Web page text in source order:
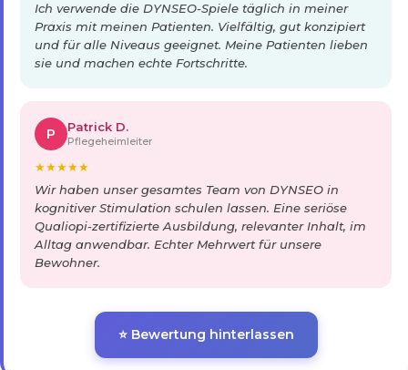
Ich verwende die DYNSEO-Spiele täglich in meiner
Praxis mit meinen Patienten. Vielfältig, gut konzipiert
und für alle Niveaus geeignet. Meine Patienten lieben
sie und machen echte Fortschritte.
P Patrick D.
Pflegeheimleiter
★★★★★
Wir haben unser gesamtes Team von DYNSEO in
kognitiver Stimulation schulen lassen. Eine seriöse
Qualiopi-zertifizierte Ausbildung, relevanter Inhalt, im
Alltag anwendbar. Echter Mehrwert für unsere
Bewohner.
⭐ Bewertung hinterlassen